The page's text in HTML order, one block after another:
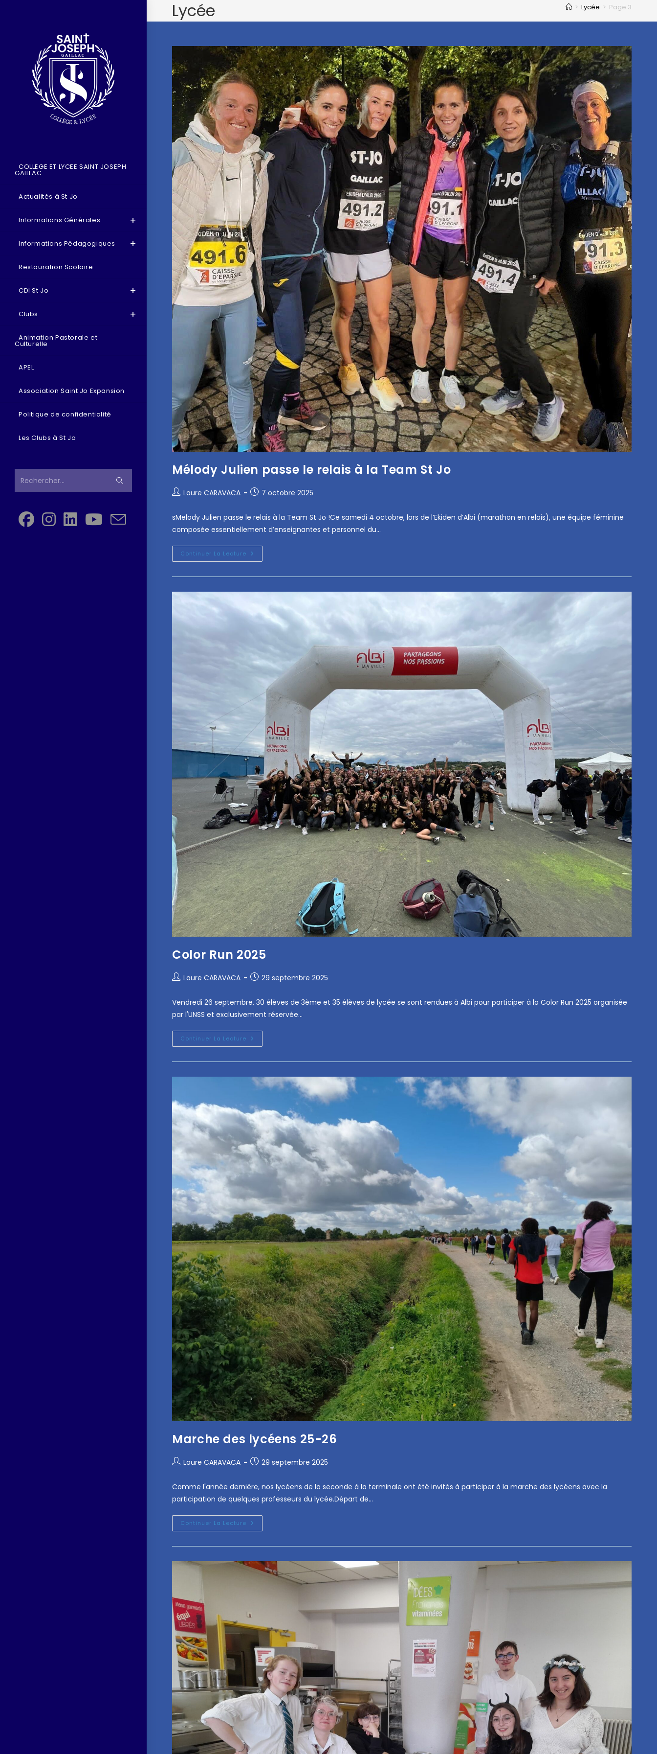
COLLEGE ET LYCEE SAINT JOSEPH
GAILLAC
Actualités à St Jo
Informations Générales
Informations Pédagogiques
Restauration Scolaire
CDI St Jo
Clubs
Animation Pastorale et
Culturelle
APEL
Association Saint Jo Expansion
Politique de confidentialité
Les Clubs à St Jo
Rechercher…
Lycée > Lycée > Page 3
Mélody Julien passe le relais à la Team St Jo
Laure CARAVACA 7 octobre 2025
sMelody Julien passe le relais à la Team St Jo !Ce samedi 4 octobre, lors de l’Ekiden d’Albi (marathon en relais), une équipe féminine
composée essentiellement d’enseignantes et personnel du…
Continuer La Lecture
Color Run 2025
Laure CARAVACA 29 septembre 2025
Vendredi 26 septembre, 30 élèves de 3ème et 35 élèves de lycée se sont rendues à Albi pour participer à la Color Run 2025 organisée
par l'UNSS et exclusivement réservée…
Continuer La Lecture
Marche des lycéens 25-26
Laure CARAVACA 29 septembre 2025
Comme l'année dernière, nos lycéens de la seconde à la terminale ont été invités à participer à la marche des lycéens avec la
participation de quelques professeurs du lycée.Départ de…
Continuer La Lecture